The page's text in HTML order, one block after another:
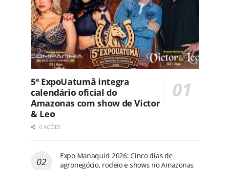
5ª ExpoUatumã integra
calendário oficial do
Amazonas com show de Victor
& Leo
0 AÇÕES
Expo Manaquiri 2026: Cinco dias de
agronegócio, rodeio e shows no Amazonas